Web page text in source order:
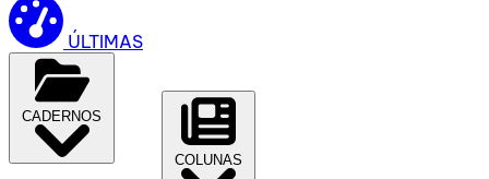
ÚLTIMAS
CADERNOS
COLUNAS